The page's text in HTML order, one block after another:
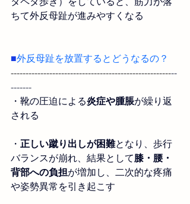
ちて外反母趾が進みやすくなる
■外反母趾を放置するとどうなるの？
--------------------------------------------------------
-------
・ 靴の圧迫による炎症や腫脹が繰り返
される
・ 正しい蹴り出しが困難となり、歩行
バランスが崩れ、結果として膝・腰・
背部への負担が増加し、二次的な疼痛
や姿勢異常を引き起こす